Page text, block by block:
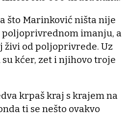
što Marinković ništa nije
poljoprivrednom imanju, a
živi od poljoprivrede. Uz
kćer, zet i njihovo troje
krpaš kraj s krajem na
ti se nešto ovakvo